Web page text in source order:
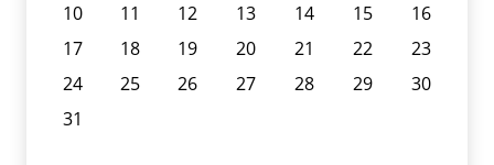
10
11 12 13 14 15
16
17
18 19 20 21 22
23
24
25 26 27 28 29
30
31